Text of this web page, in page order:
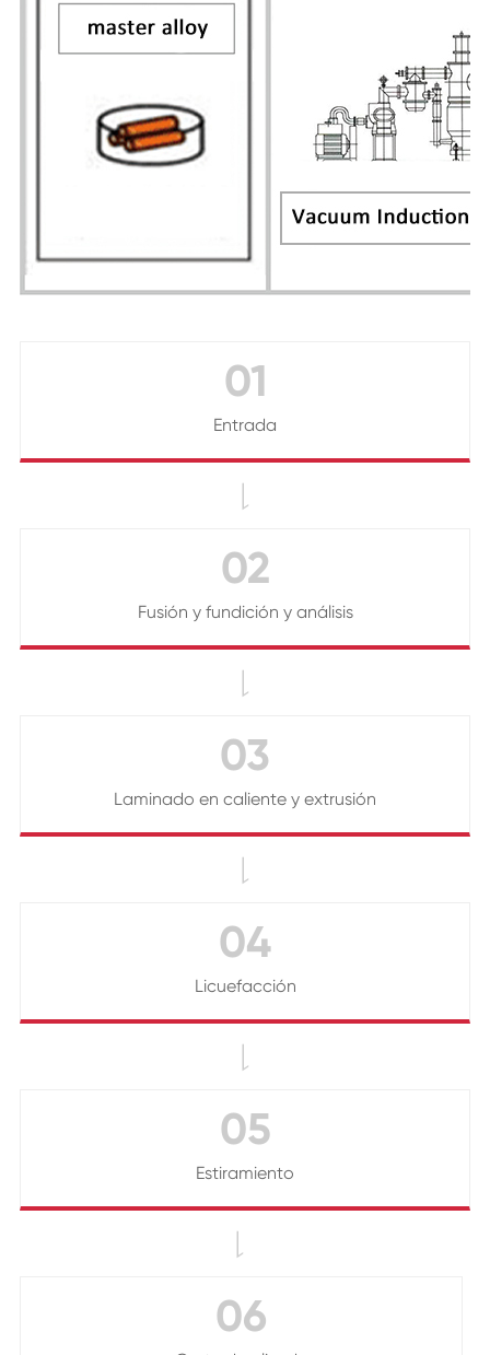
01
Entrada

02
Fusión y fundición y análisis

03
Laminado en caliente y extrusión

04
Licuefacción

05
Estiramiento

06